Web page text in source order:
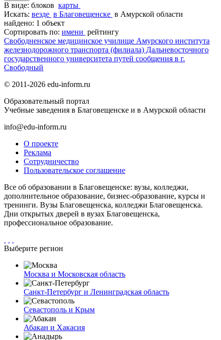
В виде: блоков карты
Искать: везде в Благовещенске в Амурской области
найдено: 1 объект
Сортировать по: имени рейтингу
Свободненское медицинское училище Амурского института
железнодорожного транспорта (филиала) Дальневосточного
государственного университета путей сообщения в г.
Свободный
© 2011-2026 edu-inform.ru
Образовательный портал
Учебные заведения в Благовещенске и в Амурской области
info@edu-inform.ru
О проекте
Реклама
Сотрудничество
Пользовательское соглашение
Все об образовании в Благовещенске: вузы, колледжи,
дополнительное образование, бизнес-образование, курсы и
тренинги. Вузы Благовещенска, колледжи Благовещенска.
Дни открытых дверей в вузах Благовещенска,
профессиональное образование.
Выберите регион
Москва и Московская область
Санкт-Петербург и Ленинградская область
Севастополь и Крым
Абакан и Хакасия